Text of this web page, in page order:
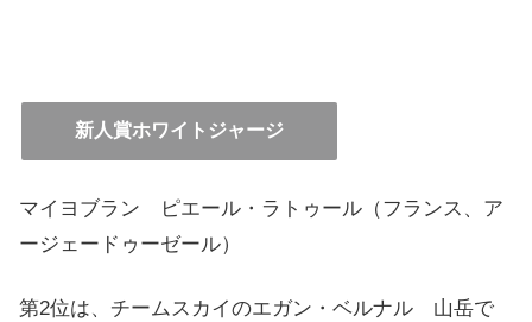
新人賞ホワイトジャージ
マイヨブラン ピエール・ラトゥール（フランス、ア
ージェードゥーゼール）
第2位は、チームスカイのエガン・ベルナル 山岳で